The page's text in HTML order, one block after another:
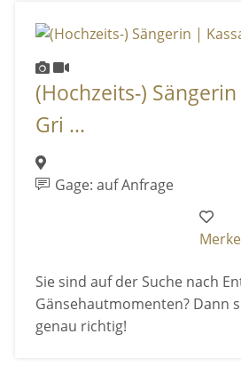
(Hochzeits-)
Gri ...
Gage: auf Anfrage
Sie sind auf der Suche nach
Gänsehautmomenten? Dann
genau richtig!